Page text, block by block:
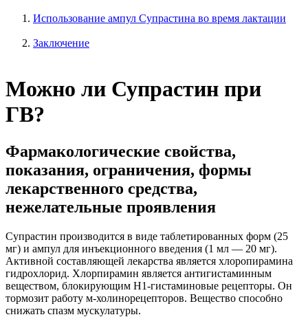
Использование ампул Супрастина во время лактации
Заключение
Можно ли Супрастин при
ГВ?
Фармакологические свойства,
показания, ограничения, формы
лекарственного средства,
нежелательные проявления
Супрастин производится в виде таблетированных форм (25
мг) и ампул для инъекционного введения (1 мл — 20 мг).
Активной составляющей лекарства является хлоропирамина
гидрохлорид. Хлорпирамин является антигистаминным
веществом, блокирующим Н1-гистаминовые рецепторы. Он
тормозит работу м-холинорецепторов. Вещество способно
снижать спазм мускулатуры.